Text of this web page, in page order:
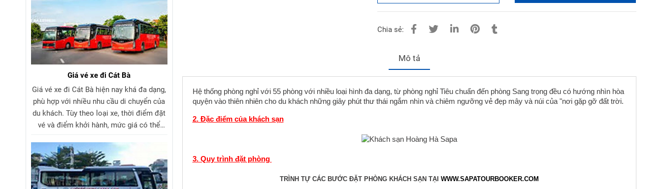
Chia sẻ:
Mô tả
Hệ thống phòng nghỉ với 55 phòng với nhiều loại hình đa dạng, từ phòng nghỉ Tiêu chuẩn đến phòng Sang trọng đều có hướng nhìn hòa
quyện vào thiên nhiên cho du khách những giây phút thư thái ngắm nhìn và chiêm ngưỡng vẻ đẹp mây và núi của "nơi gặp gỡ đất trời.
2. Đặc điểm của khách sạn
3. Quy trình đặt phòng
TRÌNH TỰ CÁC BƯỚC ĐẶT PHÒNG KHÁCH SẠN TẠI WWW.SAPATOURBOOKER.COM
Giá vé xe đi Cát Bà
Giá vé xe đi Cát Bà hiện nay khá đa dạng,
phù hợp với nhiều nhu cầu di chuyển của
du khách. Tùy theo loại xe, thời điểm đặt
vé và điểm khởi hành, mức giá có thể
và xe limousine đi Cát Bà đều có nhiều
khung giờ linh hoạt, dịch vụ chất lượng và
chi phí hợp lý. Du khách nên tìm hiểu
trước giá vé xe đi Cát Bà để lựa chọn